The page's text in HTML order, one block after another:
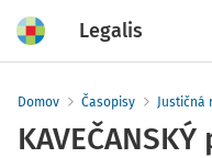
Legalis
Domov Časopisy Justičná